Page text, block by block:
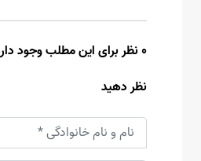
0 نظر برای این مطلب وجود دارد
نظر دهید